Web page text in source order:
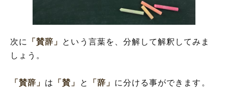
次に 「賛辞」 という言葉を、分解して解釈してみま
しょう。
「賛辞」 は 「賛」 と 「辞」 に分ける事ができます。